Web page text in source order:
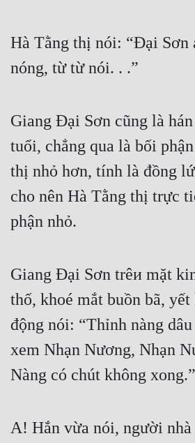
Sắc
Sủng
Trinh Thám
Triều Đấu
Trọng Sinh
Tu Chân
Tu Tiên
Tội Phạm
Vô Địch
Hà Tằng thị nói: “Đại Sơn
nóng, từ từ nói. . .”
Giang Đại Sơn cũng là
tuổi, chẳng qua là bối
thị nhỏ hơn, tính là đồng
cho nên Hà Tằng thị trực
phận nhỏ.
Giang Đại Sơn trêи mặt
thố, khoé mắt buồn bã, yết
động nói: “Thỉnh nàng
xem Nhạn Nương, Nhạn
Nàng có chút không xong.”
A! Hắn vừa nói, người nhà